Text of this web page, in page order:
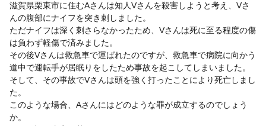
滋賀県栗東市に住むAさんは知人Vさんを殺害しようと考え、Vさ
んの腹部にナイフを突き刺しました。
ただナイフは深く刺さらなかったため、Vさんは死に至る程度の傷
は負わず軽傷で済みました。
その後Vさんは救急車で運ばれたのですが、救急車で病院に向かう
道中で運転手が居眠りをしたため事故を起こしてしまいました。
そして、その事故でVさんは頭を強く打ったことにより死亡しまし
た。
このような場合、Aさんにはどのような罪が成立するのでしょう
か。